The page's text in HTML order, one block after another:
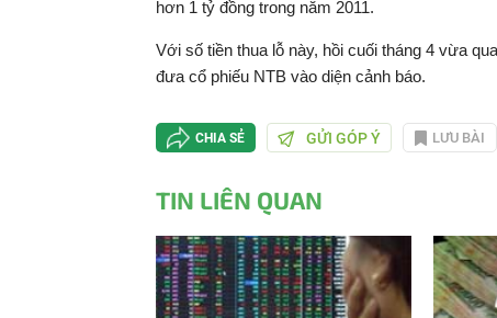
hơn 1 tỷ đồng trong năm 2011.
Với số tiền thua lỗ này, hồi cuối tháng 4 vừa
đưa cổ phiếu NTB vào diện cảnh báo.
CHIA SẺ GỬI GÓP Ý LƯU BÀI
TIN LIÊN QUAN